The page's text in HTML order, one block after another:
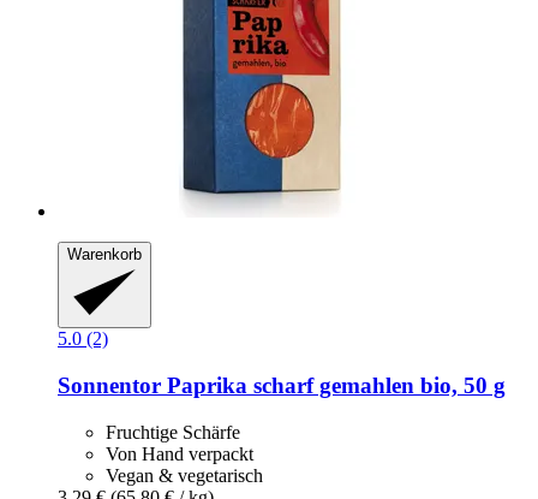
Warenkorb
5.0 (2)
Sonnentor Paprika scharf gemahlen bio, 50 g
Fruchtige Schärfe
Von Hand verpackt
Vegan & vegetarisch